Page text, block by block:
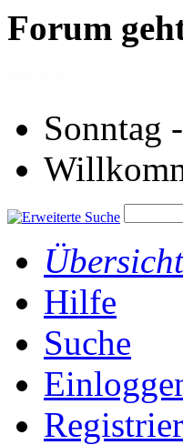
Forum
Sonntag
Übersicht
Hilfe
Suche